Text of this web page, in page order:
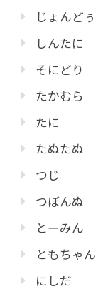
じょんどぅ
しんたに
そにどり
たかむら
たに
たぬたぬ
つじ
つぼんぬ
とーみん
ともちゃん
にしだ